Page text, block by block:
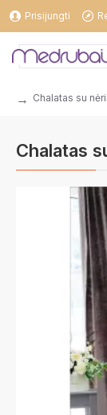
Prisijungti
Chalatas su
Chalatas